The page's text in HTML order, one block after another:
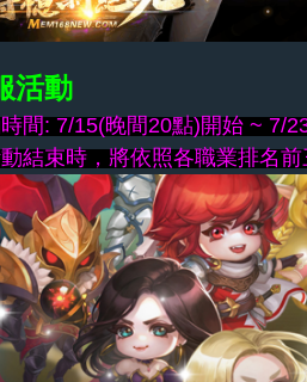
活動
間: 7/15(晚間20點)開始 ~ 7/
結束時，將依照各職業排名前